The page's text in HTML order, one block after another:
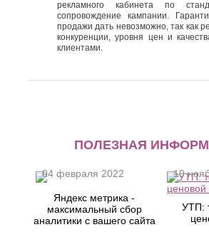
рекламного кабинета по
сопровождение кампании.
продажи дать невозможно, так как
конкуренции, уровня цен и
клиентами.
ПОЛЕЗНАЯ
Яндекс метрика -
максимальный сбор
аналитики с вашего сайта
04 февраля 2022
УТП:
19